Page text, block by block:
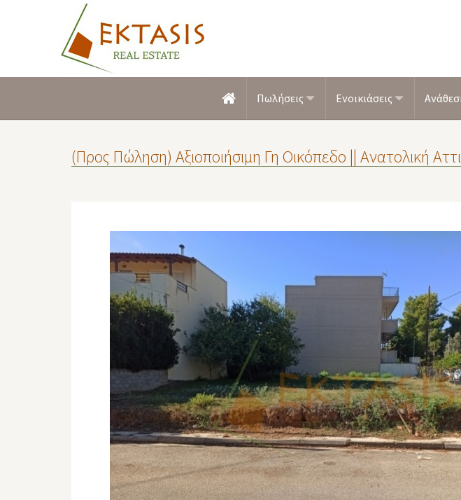
Πωλήσεις Ενοικιάσεις
(Προς Πώληση) Αξιοποιήσιμη Γη Οικόπεδο || Ανατολική